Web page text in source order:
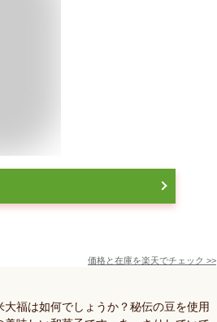
価格と在庫を楽天でチェック >>
福は如何でしょうか？秘伝の豆を使用